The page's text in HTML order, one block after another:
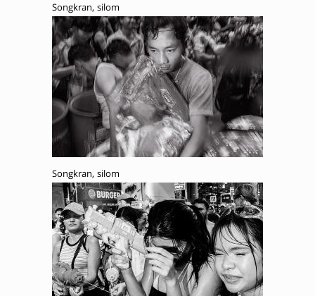
Songkran, silom
Songkran, silom